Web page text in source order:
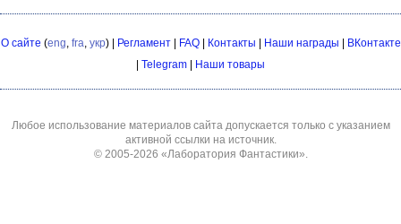
О сайте (eng, fra, укр) | Регламент| FAQ| Контакты Наши награды
ВКонтакте
Telegram Наши товары
Любое использование материалов сайта допускается только с указанием
активной ссылки на источник.
© 2005-2026 «Лаборатория Фантастики».